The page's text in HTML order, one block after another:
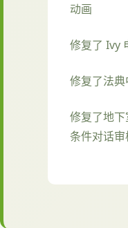
动画
修复了 Ivy
修复了法
修复了地
条件对话审